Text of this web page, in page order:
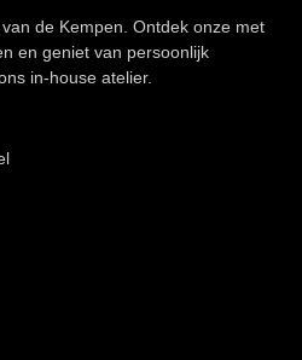
de Kempen. Ontdek onze met
en geniet van persoonlijk
in-house atelier.